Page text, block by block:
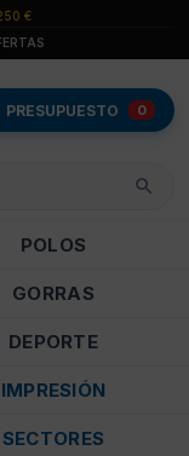
€
PRESUPUESTO 0
POLOS
GORRAS
DEPORTE
IMPRESIÓN
SECTORES